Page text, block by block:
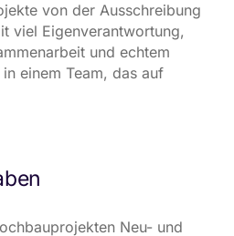
von der Ausschreibung
viel Eigenverantwortung,
und echtem
einem Team, das auf
Neu- und